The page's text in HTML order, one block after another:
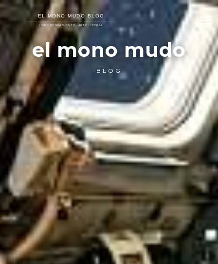
el mono mudo
BLOG